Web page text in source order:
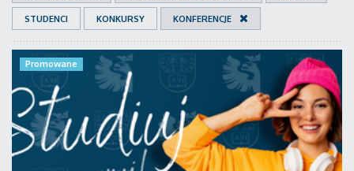
STUDENCI KONKURSY KONFERENCJE
Promowane